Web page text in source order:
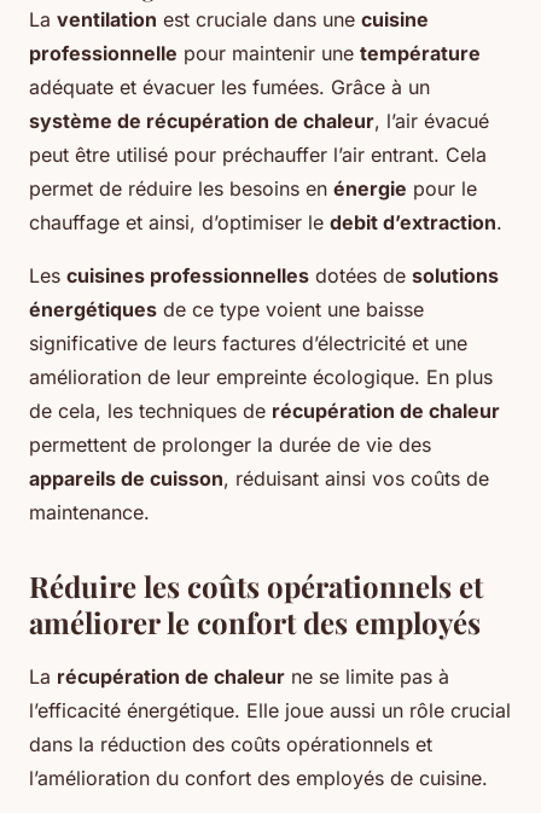
La ventilation est cruciale dans une cuisine
professionnelle pour maintenir une température
adéquate et évacuer les fumées. Grâce à un
système de récupération de chaleur, l’air évacué
peut être utilisé pour préchauffer l’air entrant. Cela
permet de réduire les besoins en énergie pour le
chauffage et ainsi, d’optimiser le debit d’extraction.
Les cuisines professionnelles dotées de solutions
énergétiques de ce type voient une baisse
significative de leurs factures d’électricité et une
amélioration de leur empreinte écologique. En plus
de cela, les techniques de récupération de chaleur
permettent de prolonger la durée de vie des
appareils de cuisson, réduisant ainsi vos coûts de
maintenance.
Réduire les coûts opérationnels et
améliorer le confort des employés
La récupération de chaleur ne se limite pas à
l’efficacité énergétique. Elle joue aussi un rôle crucial
dans la réduction des coûts opérationnels et
l’amélioration du confort des employés de cuisine.